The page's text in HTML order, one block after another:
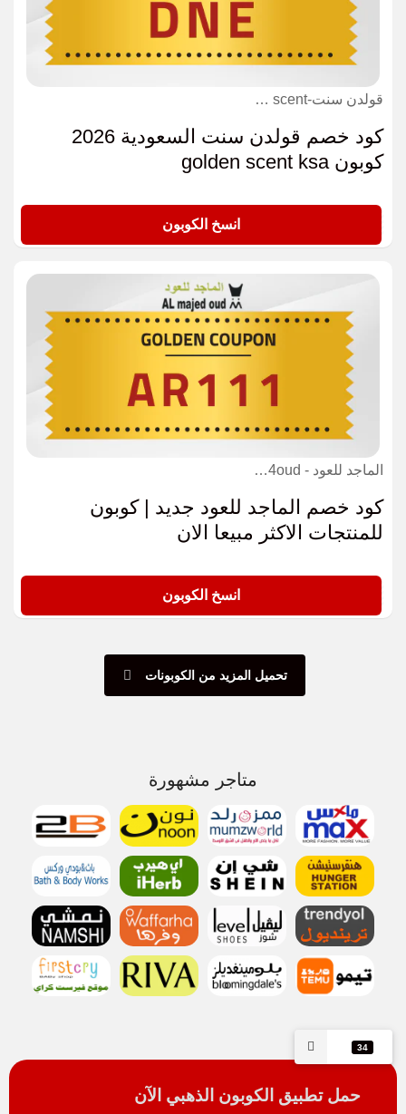
34
قولدن سنت-golden scent كوبون
كود خصم قولدن سنت السعودية 2026
كوبون golden scent ksa
انسخ الكوبون
الماجد للعود - almajed4oud كوبون
كود خصم الماجد للعود جديد | كوبون
للمنتجات الاكثر مبيعا الان
انسخ الكوبون
تحميل المزيد من الكوبونات
متاجر مشهورة
حمل تطبيق الكوبون الذهبي الآن